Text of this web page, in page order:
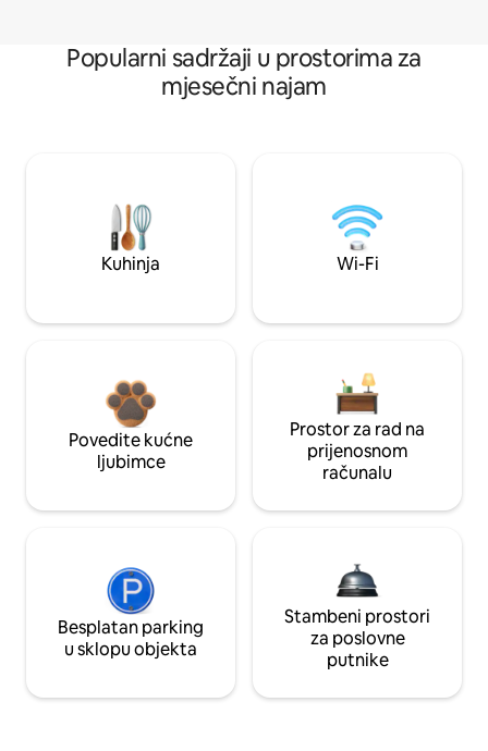
Popularni sadržaji u prostorima za
mjesečni najam
Kuhinja Wi-Fi
Povedite kućne
ljubimce
Prostor za rad na
prijenosnom
računalu
Besplatan parking
u sklopu objekta
Stambeni prostori
za poslovne
putnike